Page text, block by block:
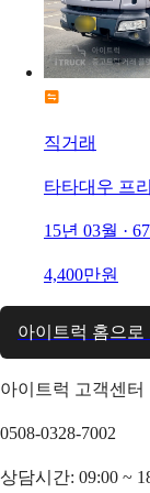
직거래
타타대우 프
15년 03월 ·
4,400만원
아이트럭 홈으로
아이트럭 고객센터
0508-0328-7002
상담시간: 09:00 ~